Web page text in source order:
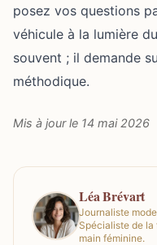
posez vos questions
véhicule à la lumière
souvent ; il demande
méthodique.
Mis à jour le 14 mai 2026
Léa Brévart
Journaliste
Spécialiste de la
main féminine.